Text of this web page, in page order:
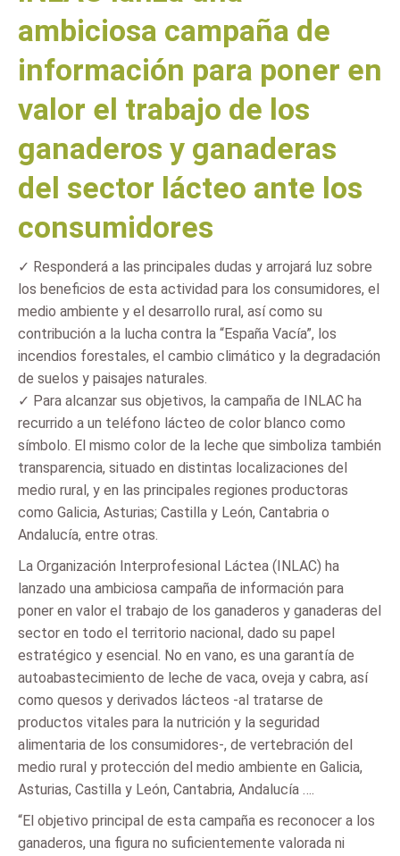
ambiciosa campaña de
información para poner en
valor el trabajo de los
ganaderos y ganaderas
del sector lácteo ante los
consumidores
✓ Responderá a las principales dudas y arrojará luz sobre
los beneficios de esta actividad para los consumidores, el
medio ambiente y el desarrollo rural, así como su
contribución a la lucha contra la “España Vacía”, los
incendios forestales, el cambio climático y la degradación
de suelos y paisajes naturales.
✓ Para alcanzar sus objetivos, la campaña de INLAC ha
recurrido a un teléfono lácteo de color blanco como
símbolo. El mismo color de la leche que simboliza también
transparencia, situado en distintas localizaciones del
medio rural, y en las principales regiones productoras
como Galicia, Asturias; Castilla y León, Cantabria o
Andalucía, entre otras.
La Organización Interprofesional Láctea (INLAC) ha
lanzado una ambiciosa campaña de información para
poner en valor el trabajo de los ganaderos y ganaderas del
sector en todo el territorio nacional, dado su papel
estratégico y esencial. No en vano, es una garantía de
autoabastecimiento de leche de vaca, oveja y cabra, así
como quesos y derivados lácteos -al tratarse de
productos vitales para la nutrición y la seguridad
alimentaria de los consumidores-, de vertebración del
medio rural y protección del medio ambiente en Galicia,
Asturias, Castilla y León, Cantabria, Andalucía ….
“El objetivo principal de esta campaña es reconocer a los
ganaderos, una figura no suficientemente valorada ni